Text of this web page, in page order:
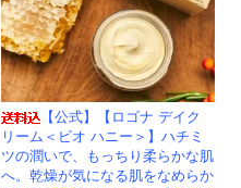
【公式】【ロゴナ デイク
リーム＜ビオ ハニー＞】ハチミ
ツの潤いで、もっちり柔らかな肌
へ。乾燥が気になる肌をなめらか